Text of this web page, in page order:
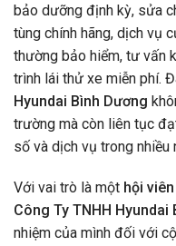
bảo dưỡng định kỳ, sửa
tùng chính hãng, dịch vụ
thường bảo hiểm, tư vấn
trình lái thử xe miễn phí.
Hyundai Bình Dương
trường mà còn liên tục
số và dịch vụ trong nhiều
Với vai trò là một hội
Công Ty TNHH Hyundai
nhiệm của mình đối với